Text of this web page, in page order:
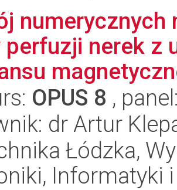
perfuzji nerek z
OPUS 8 ,
dr Artur
Łódzka,
Informatyki